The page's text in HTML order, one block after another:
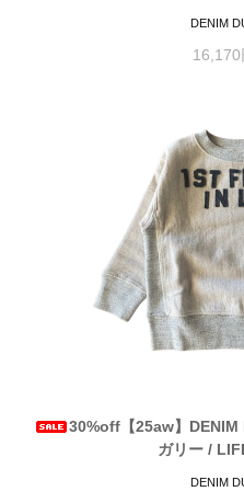
DENIM
30%off【25aw】DENIM
ガリー /
DENIM